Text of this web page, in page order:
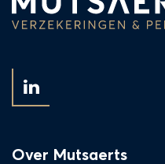
Over Mutsaerts